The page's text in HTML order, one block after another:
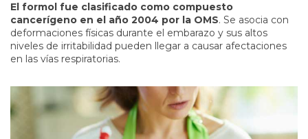
El formol fue clasificado como compuesto
cancerígeno en el año 2004 por la OMS. Se asocia con
deformaciones físicas durante el embarazo y sus altos
niveles de irritabilidad pueden llegar a causar afectaciones
en las vías respiratorias.